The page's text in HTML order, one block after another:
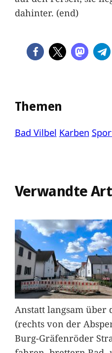
dahinter. (end)
Themen
Bad Vilbel Karben
Verwandte
Anstatt langsam über
(rechts von der
Burg-Gräfenröder